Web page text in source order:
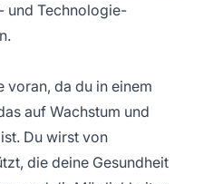
und Technologie-
voran, da du in einem
auf Wachstum und
Du wirst von
die deine Gesundheit